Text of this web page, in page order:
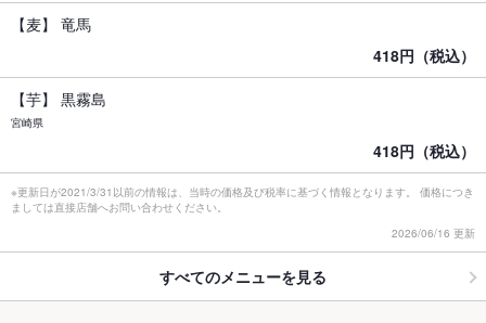
【麦】 竜馬
418円（税込）
【芋】 黒霧島
宮崎県
418円（税込）
※更新日が2021/3/31以前の情報は、当時の価格及び税率に基づく情報となります。 価格につき
ましては直接店舗へお問い合わせください。
2026/06/16 更新
すべてのメニューを見る